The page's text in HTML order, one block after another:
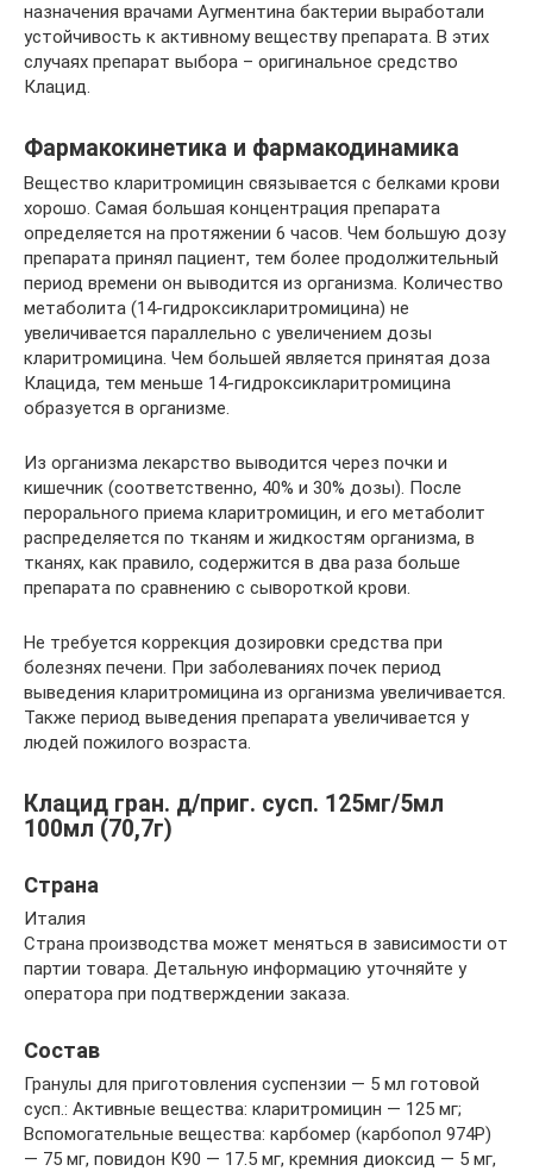
назначения врачами Аугментина бактерии выработали
устойчивость к активному веществу препарата. В этих
случаях препарат выбора – оригинальное средство
Клацид.
Фармакокинетика и фармакодинамика
Вещество кларитромицин связывается с белками крови
хорошо. Самая большая концентрация препарата
определяется на протяжении 6 часов. Чем большую дозу
препарата принял пациент, тем более продолжительный
период времени он выводится из организма. Количество
метаболита (14-гидроксикларитромицина) не
увеличивается параллельно с увеличением дозы
кларитромицина. Чем большей является принятая доза
Клацида, тем меньше 14-гидроксикларитромицина
образуется в организме.
Из организма лекарство выводится через почки и
кишечник (соответственно, 40% и 30% дозы). После
перорального приема кларитромицин, и его метаболит
распределяется по тканям и жидкостям организма, в
тканях, как правило, содержится в два раза больше
препарата по сравнению с сывороткой крови.
Не требуется коррекция дозировки средства при
болезнях печени. При заболеваниях почек период
выведения кларитромицина из организма увеличивается.
Также период выведения препарата увеличивается у
людей пожилого возраста.
Клацид гран. д/приг. сусп. 125мг/5мл
100мл (70,7г)
Страна
Италия
Страна производства может меняться в зависимости от
партии товара. Детальную информацию уточняйте у
оператора при подтверждении заказа.
Состав
Гранулы для приготовления суспензии — 5 мл готовой
сусп.: Активные вещества: кларитромицин — 125 мг;
Вспомогательные вещества: карбомер (карбопол 974P)
— 75 мг, повидон К90 — 17.5 мг, кремния диоксид — 5 мг,